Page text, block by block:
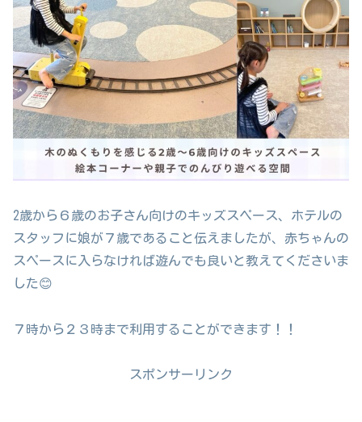
2歳から６歳のお子さん向けのキッズスペース、ホテルの
スタッフに娘が７歳であること伝えましたが、赤ちゃんの
スペースに入らなければ遊んでも良いと教えてくださいま
した😊
７時から２３時まで利用することができます！！
スポンサーリンク